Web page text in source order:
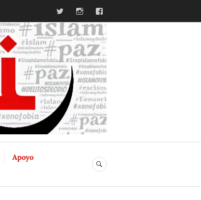
TwitterInstagram
Apoyo
BUSCAR